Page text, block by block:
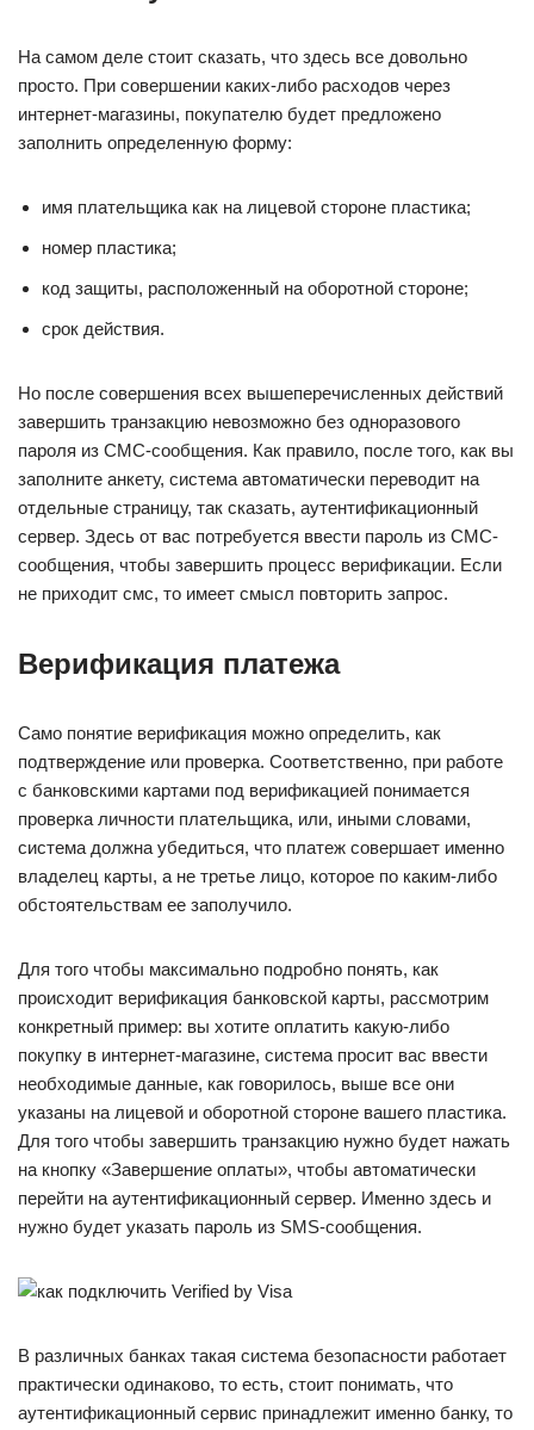
На самом деле стоит сказать, что здесь все довольно
просто. При совершении каких-либо расходов через
интернет-магазины, покупателю будет предложено
заполнить определенную форму:
имя плательщика как на лицевой стороне пластика;
номер пластика;
код защиты, расположенный на оборотной стороне;
срок действия.
Но после совершения всех вышеперечисленных действий
завершить транзакцию невозможно без одноразового
пароля из СМС-сообщения. Как правило, после того, как вы
заполните анкету, система автоматически переводит на
отдельные страницу, так сказать, аутентификационный
сервер. Здесь от вас потребуется ввести пароль из СМС-
сообщения, чтобы завершить процесс верификации. Если
не приходит смс, то имеет смысл повторить запрос.
Верификация платежа
Само понятие верификация можно определить, как
подтверждение или проверка. Соответственно, при работе
с банковскими картами под верификацией понимается
проверка личности плательщика, или, иными словами,
система должна убедиться, что платеж совершает именно
владелец карты, а не третье лицо, которое по каким-либо
обстоятельствам ее заполучило.
Для того чтобы максимально подробно понять, как
происходит верификация банковской карты, рассмотрим
конкретный пример: вы хотите оплатить какую-либо
покупку в интернет-магазине, система просит вас ввести
необходимые данные, как говорилось, выше все они
указаны на лицевой и оборотной стороне вашего пластика.
Для того чтобы завершить транзакцию нужно будет нажать
на кнопку «Завершение оплаты», чтобы автоматически
перейти на аутентификационный сервер. Именно здесь и
нужно будет указать пароль из SMS-сообщения.
В различных банках такая система безопасности работает
практически одинаково, то есть, стоит понимать, что
аутентификационный сервис принадлежит именно банку, то